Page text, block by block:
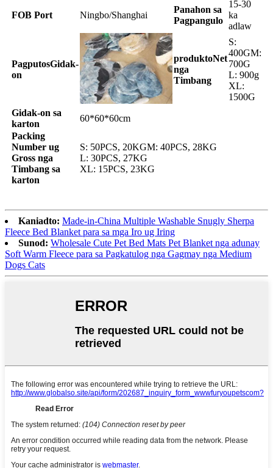
FOB Port Ningbo/Shanghai
Panahon sa
Pagpangulo
15-30
ka
adlaw
PagputosGidak-
on
produktoNet
nga
Timbang
S:
400GM:
700G
L: 900g
XL:
1500G
Gidak-on sa
karton
60*60*60cm
Packing
Number ug
Gross nga
Timbang sa
karton
S: 50PCS, 20KGM: 40PCS, 28KG
L: 30PCS, 27KG
XL: 15PCS, 23KG
Kaniadto: Made-in-China Multiple Washable Snugly Sherpa
Fleece Bed Blanket para sa mga Iro ug Iring
Sunod: Wholesale Cute Pet Bed Mats Pet Blanket nga adunay
Soft Warm Fleece para sa Pagkatulog nga Gagmay nga Medium
Dogs Cats